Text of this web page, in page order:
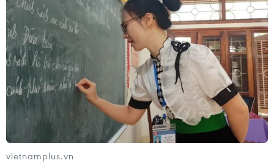
vietnamplus.vn